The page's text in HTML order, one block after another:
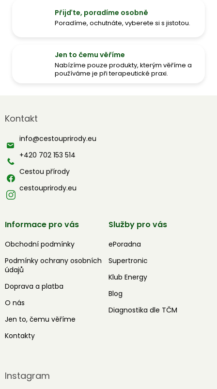
Přijďte, poradíme osobně
Poradíme, ochutnáte, vyberete si s jistotou.
Jen to čemu věříme
Nabízíme pouze produkty, kterým věříme a
používáme je při terapeutické praxi.
p
t
Kontakt
info@cestouprirody.eu
+420 702 153 514
Cestou přírody
cestouprirody.eu
Informace pro vás
Obchodní podmínky
Podmínky ochrany osobních
údajů
Doprava a platba
O nás
Jen to, čemu věříme
Kontakty
Služby pro vás
ePoradna
Supertronic
Klub Energy
Blog
Diagnostika dle TČM
Instagram